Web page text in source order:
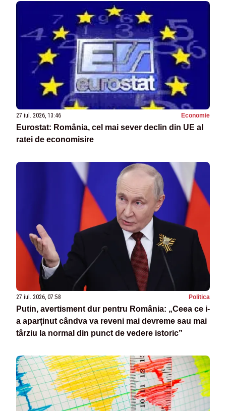
27 iul. 2026, 13:46 Economie
Eurostat: România, cel mai sever declin din UE al
ratei de economisire
27 iul. 2026, 07:58 Politica
Putin, avertisment dur pentru România: „Ceea ce i-
a aparținut cândva va reveni mai devreme sau mai
târziu la normal din punct de vedere istoric”